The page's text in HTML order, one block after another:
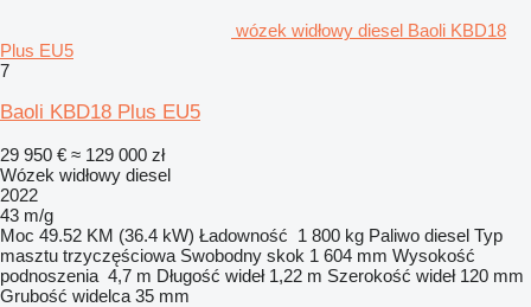
wózek widłowy diesel Baoli KBD18
Plus EU5
7
Baoli KBD18 Plus EU5
29 950 € ≈ 129 000 zł
Wózek widłowy diesel
2022
43 m/g
Moc 49.52 KM (36.4 kW) Ładowność 1 800 kg Paliwo diesel Typ
masztu trzyczęściowa Swobodny skok 1 604 mm Wysokość
podnoszenia 4,7 m Długość wideł 1,22 m Szerokość wideł 120 mm
Grubość widelca 35 mm